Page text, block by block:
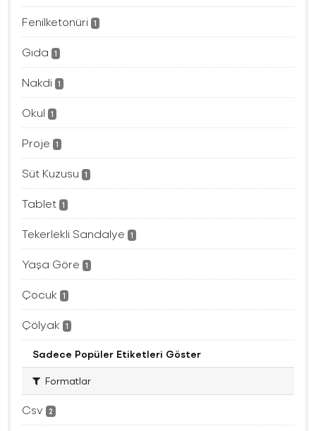
Fenilketonüri 1
Gıda 1
Nakdi 1
Okul 1
Proje 1
Süt Kuzusu 1
Tablet 1
Tekerlekli Sandalye 1
Yaşa Göre 1
Çocuk 1
Çölyak 1
Sadece Popüler Etiketleri Göster
Formatlar
Csv 2